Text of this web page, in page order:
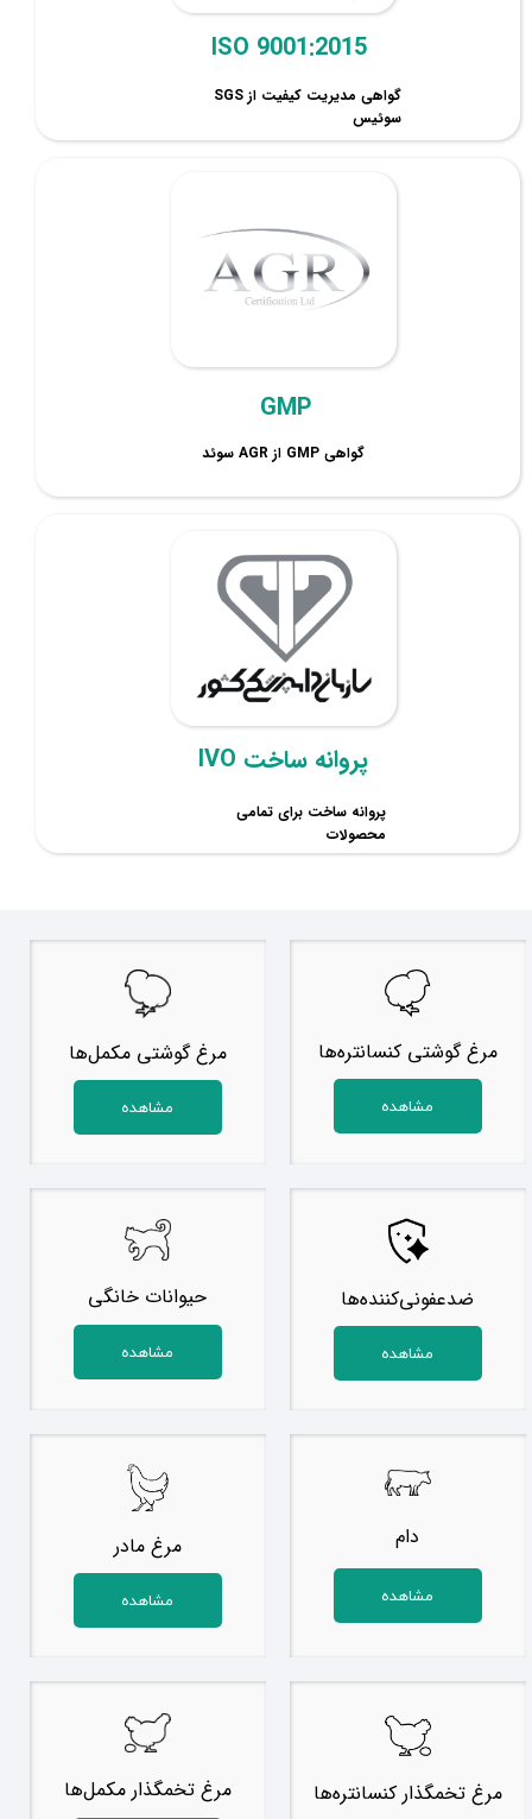
​پروانه ساخت IVO
​پروانه ساخت برای تمامی
محصولات
GMP
گواهی GMP از AGR سوئد
ISO 9001:2015
گواهی مدیریت کیفیت از SGS
سوئیس
مرغ گوشتی کنسانتره‌ها
مشاهده
مرغ گوشتی مکمل‌ها
مشاهده
ضدعفونی‌کننده‌ها
مشاهده
حیوانات خانگی
مشاهده
دام
مشاهده
مرغ مادر
مشاهده
مرغ تخمگذار کنسانتره‌ها مرغ تخمگذار مکمل‌ها